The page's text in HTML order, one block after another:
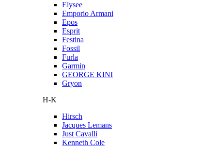
Elysee
Emporio Armani
Epos
Esprit
Festina
Fossil
Furla
Garmin
GEORGE KINI
Gryon
H-K
Hirsch
Jacques Lemans
Just Cavalli
Kenneth Cole